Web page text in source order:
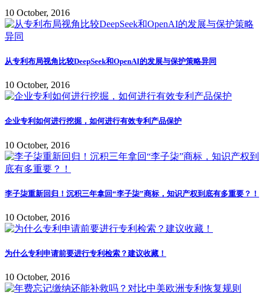
10 October, 2016
从专利布局视角比较DeepSeek和OpenAI的发展与保护策略异同
10 October, 2016
企业专利如何进行挖掘，如何进行有效专利产品保护
10 October, 2016
李子柒重新回归！沉积三年拿回“李子柒”商标，知识产权到底有多重要？！
10 October, 2016
为什么专利申请前要进行专利检索？建议收藏！
10 October, 2016